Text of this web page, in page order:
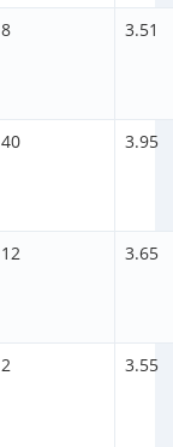
8 3.51
40 3.95
12 3.65
2 3.55